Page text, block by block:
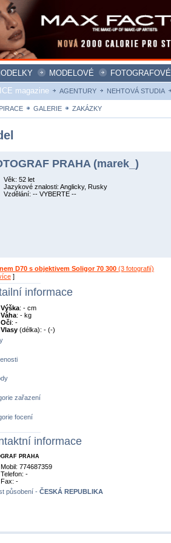
MODELOVÉ FOTOGRAFOVÉ
magazine
AGENTURY NEHTOVÁ STUDIA
GALERIE ZAKÁZKY
PRAHA (marek_)
Věk: 52 let
Jazykové znalosti: Anglicky, Rusky
Vzdělání: -- VYBERTE --
D70 s objektivem Soligor 70 300 (3 fotografií)
]
informace
Výška: - cm
Váha: - kg
Oči: -
Vlasy (délka): - (-)
zařazení
focení
informace
PRAHA
Mobil: 774687359
Telefon: -
Fax: -
působení - ČESKÁ REPUBLIKA